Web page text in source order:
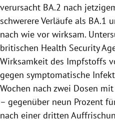
verursacht BA.2 nach
schwerere Verläufe als BA.1
nach wie vor wirksam.
britischen Health Security
Wirksamkeit des Impfstoffs
gegen symptomatische
Wochen nach zwei Dosen
– gegenüber neun Prozent
nach einer dritten